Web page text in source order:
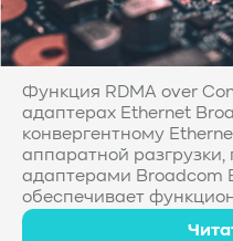
Функция RDMA over
адаптерах Ethernet
конвергентному
аппаратной
адаптерами Broadcom
обеспечивает